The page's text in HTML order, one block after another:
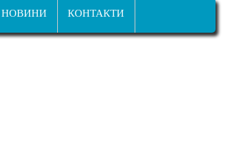
НОВИНИ КОНТАКТИ